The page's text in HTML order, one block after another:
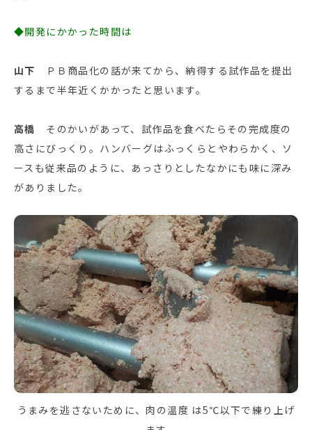
◆開発にかかった時間は
山下 ＰＢ商品化の話が来てから、納得する試作品を提出
するまで半年近くかかったと思います。
高橋 そのかいがあって、試作品を食べたらその完成度の
高さにびっくり。ハンバーグはふっくらとやわらかく、ソ
ースも従来品のように、あっさりとしたなかにも味に深み
がありました。
うまみを逃さないために、肉の温度 は5℃以下で練り上げ